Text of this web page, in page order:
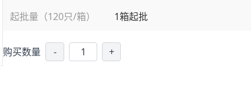
起批量（120只/箱）
1箱起批
购买数量 - +